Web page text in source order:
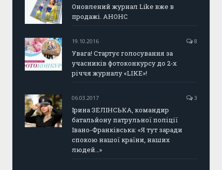
Оновлений журнал Like вже в
продажі. АНОНС
19.10.2016 8
Увага! Стартує голосування за
учасників фотоконкурсу до 2-х
річчя журналу «LIKE»!
06.03.2017 3
Ірина ЗЕЛІНСЬКА, командир
батальйону патрульної поліції
Івано-Франківська: «Я тут заради
спокою нашої країни, наших
людей…»